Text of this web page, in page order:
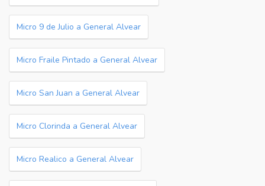
Micro 9 de Julio a General Alvear
Micro Fraile Pintado a General Alvear
Micro San Juan a General Alvear
Micro Clorinda a General Alvear
Micro Realico a General Alvear